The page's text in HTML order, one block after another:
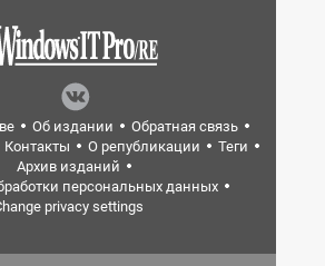
Об издании
Обратная связь
Контакты О републикации
Теги
Архив изданий
персональных данных
privacy settings